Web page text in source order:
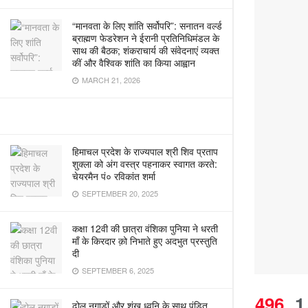
“मानवता के लिए शांति सर्वोपरि”: सनातन वर्ल्ड
ब्राह्मण फेडरेशन ने ईरानी प्रतिनिधिमंडल के
साथ की बैठक; शंकराचार्य की संवेदनाएं व्यक्त
कीं और वैश्विक शांति का किया आह्वान
MARCH 21, 2026
हिमाचल प्रदेश के राज्यपाल श्री शिव प्रताप
शुक्ला को अंग वस्त्र पहनाकर स्वागत करते:
चेयरमैन पं० रविकांत शर्मा
SEPTEMBER 20, 2025
कक्षा 12वी की छात्रा वंशिका पुनिया ने धरती
माँ के किरदार क़ो निभाते हुए अदभुत प्रस्तुति
दी
SEPTEMBER 6, 2025
ढोल नगाड़ों और शंख ध्वनि के साथ पंडित